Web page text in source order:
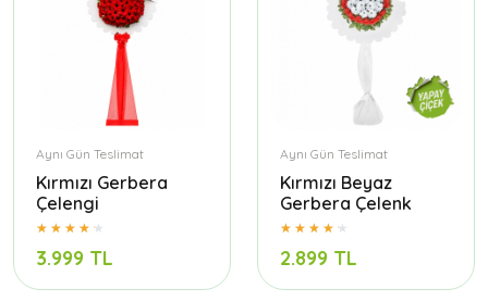
Aynı Gün Teslimat
Kırmızı Gerbera
Çelengi
3.999 TL
Aynı Gün Teslimat
Kırmızı Beyaz
Gerbera Çelenk
2.899 TL